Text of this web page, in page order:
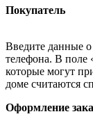
Покупатель
Введите данные
телефона. В поле
которые могут
доме считаются
Оформление